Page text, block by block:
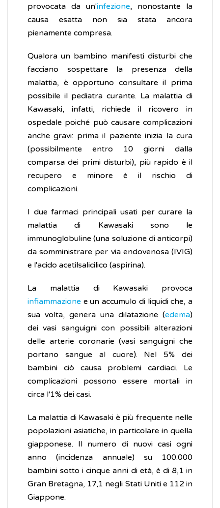
provocata da un'infezione, nonostante la
causa esatta non sia stata ancora
pienamente compresa.
Qualora un bambino manifesti disturbi che
facciano sospettare la presenza della
malattia, è opportuno consultare il prima
possibile il pediatra curante. La malattia di
Kawasaki, infatti, richiede il ricovero in
ospedale poiché può causare complicazioni
anche gravi: prima il paziente inizia la cura
(possibilmente entro 10 giorni dalla
comparsa dei primi disturbi), più rapido è il
recupero e minore è il rischio di
complicazioni.
I due farmaci principali usati per curare la
malattia di Kawasaki sono le
immunoglobuline (una soluzione di anticorpi)
da somministrare per via endovenosa (IVIG)
e l'acido acetilsalicilico (aspirina).
La malattia di Kawasaki provoca
infiammazione e un accumulo di liquidi che, a
sua volta, genera una dilatazione (edema)
dei vasi sanguigni con possibili alterazioni
delle arterie coronarie (vasi sanguigni che
portano sangue al cuore). Nel 5% dei
bambini ciò causa problemi cardiaci. Le
complicazioni possono essere mortali in
circa l'1% dei casi.
La malattia di Kawasaki è più frequente nelle
popolazioni asiatiche, in particolare in quella
giapponese. Il numero di nuovi casi ogni
anno (incidenza annuale) su 100.000
bambini sotto i cinque anni di età, è di 8,1 in
Gran Bretagna, 17,1 negli Stati Uniti e 112 in
Giappone.